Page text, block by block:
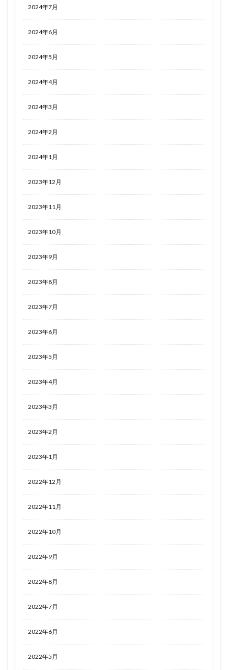
2024年7月
2024年6月
2024年5月
2024年4月
2024年3月
2024年2月
2024年1月
2023年12月
2023年11月
2023年10月
2023年9月
2023年8月
2023年7月
2023年6月
2023年5月
2023年4月
2023年3月
2023年2月
2023年1月
2022年12月
2022年11月
2022年10月
2022年9月
2022年8月
2022年7月
2022年6月
2022年5月